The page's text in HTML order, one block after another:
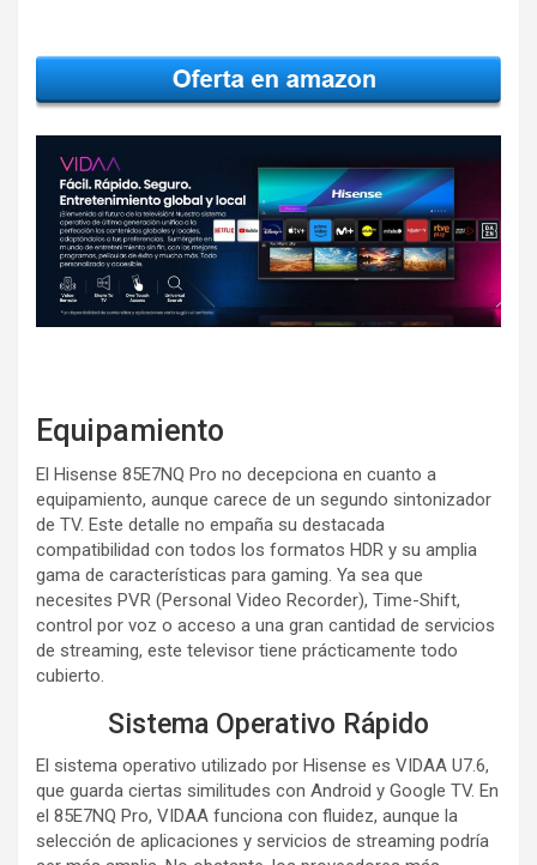
Equipamiento
El Hisense 85E7NQ Pro no decepciona en cuanto a
equipamiento, aunque carece de un segundo sintonizador
de TV. Este detalle no empaña su destacada
compatibilidad con todos los formatos HDR y su amplia
gama de características para gaming. Ya sea que
necesites PVR (Personal Video Recorder), Time-Shift,
control por voz o acceso a una gran cantidad de servicios
de streaming, este televisor tiene prácticamente todo
cubierto.
Sistema Operativo Rápido
El sistema operativo utilizado por Hisense es VIDAA U7.6,
que guarda ciertas similitudes con Android y Google TV. En
el 85E7NQ Pro, VIDAA funciona con fluidez, aunque la
selección de aplicaciones y servicios de streaming podría